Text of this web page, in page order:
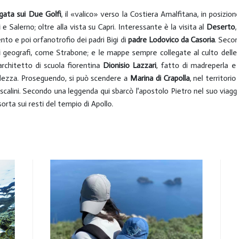
sui Due Golfi, il «valico» verso la Costiera Amalfitana, in
Salerno; oltre alla vista su Capri. Interessante è la visita al Deserto
e poi orfanotrofio dei padri Bigi di padre Lodovico da Casoria.
geografi, come Strabone; e le mappe sempre collegate al culto
di scuola fiorentina Dionisio Lazzari, fatto di madreperla e
Proseguendo, si può scendere a Marina di Crapolla, nel territorio
Secondo una leggenda qui sbarcò l'apostolo Pietro nel suo
sui resti del tempio di Apollo.